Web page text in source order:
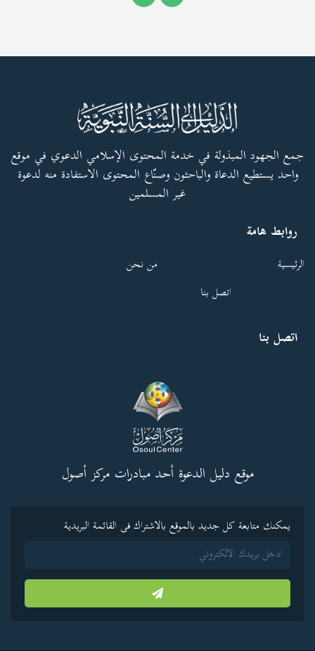
جمع الجهود المبذولة في خدمة المحتوى الإسلامي الدعوي في موقع
واحد يستطيع الدعاة والباحثون وصنّاع المحتوى الاستفادة منه لدعوة
غير المسلمين
روابط هامة
الرئيسية
من نحن
اتصل بنا
اتصل بنا
موقع دليل الدعوة أحد مبادرات مركز أصول
يمكنك متابعة كل جديد بالموقع بالاشتراك فى القائمة البريدية